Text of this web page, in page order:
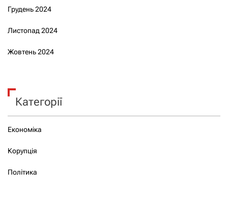
Грудень 2024
Листопад 2024
Жовтень 2024
Категорії
Економіка
Корупція
Політика